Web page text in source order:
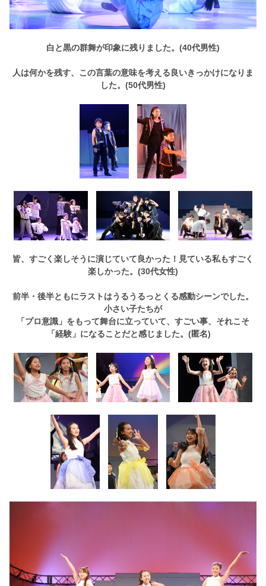
白と黒の群舞が印象に残りました。(40代男性)
人は何かを残す、この言葉の意味を考える良いきっかけになりま
した。(50代男性)
皆、すごく楽しそうに演じていて良かった！見ている私もすごく
楽しかった。(30代女性)
前半・後半ともにラストはうるうるっとくる感動シーンでした。
小さい子たちが
「プロ意識」をもって舞台に立っていて、すごい事、それこそ
「経験」になることだと感じました。(匿名)